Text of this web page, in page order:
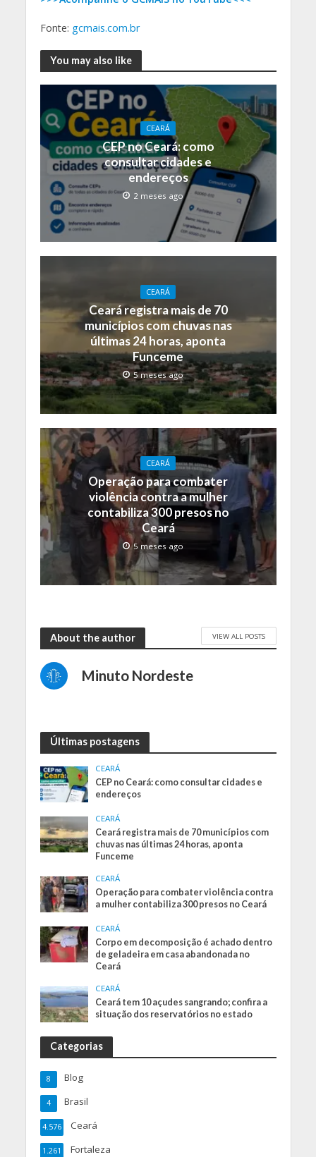
Fonte: gcmais.com.br
You may also like
CEARÁ
CEP no Ceará: como
consultar cidades e
endereços
2 meses ago
CEARÁ
Ceará registra mais de 70
municípios com chuvas nas
últimas 24 horas, aponta
Funceme
5 meses ago
CEARÁ
Operação para combater
violência contra a mulher
contabiliza 300 presos no
Ceará
5 meses ago
About the author VIEW ALL POSTS
Minuto Nordeste
Últimas postagens
CEARÁ
CEP no Ceará: como consultar cidades e
endereços
CEARÁ
Ceará registra mais de 70 municípios com
chuvas nas últimas 24 horas, aponta
Funceme
CEARÁ
Operação para combater violência contra
a mulher contabiliza 300 presos no Ceará
CEARÁ
Corpo em decomposição é achado dentro
de geladeira em casa abandonada no
Ceará
CEARÁ
Ceará tem 10 açudes sangrando; confira a
situação dos reservatórios no estado
Categorias
Blog
8
Brasil
4
Ceará
4.576
Fortaleza
1.261